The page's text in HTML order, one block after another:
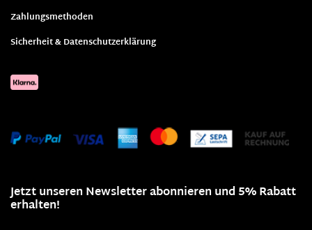
Zahlungsmethoden
Sicherheit & Datenschutzerklärung
Jetzt unseren Newsletter abonnieren und 5% Rabatt
erhalten!